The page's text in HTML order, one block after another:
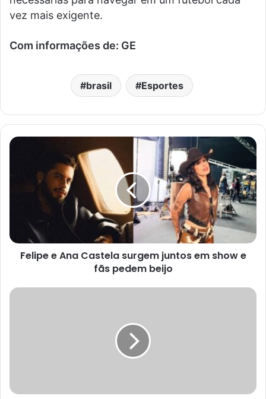
vez mais exigente.
Com informações de: GE
brasil Esportes
Felipe e Ana Castela surgem juntos em show e
fãs pedem beijo